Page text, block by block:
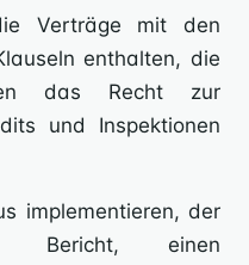
Verträge mit den
enthalten, die
das Recht zur
und Inspektionen
implementieren, der
Bericht, einen